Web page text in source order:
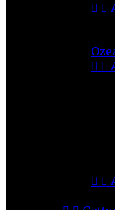
 
 
 